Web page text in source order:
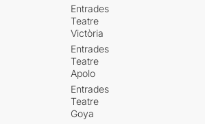
Entrades
Teatre
Victòria
Entrades
Teatre
Apolo
Entrades
Teatre
Goya